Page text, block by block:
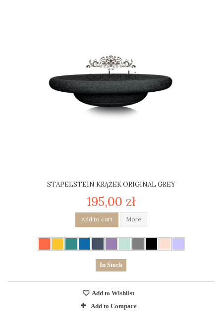
STAPELSTEIN KRĄŻEK ORIGINAL GREY
195,00 zł
Add to cart More
In Stock
Add to Wishlist
Add to Compare